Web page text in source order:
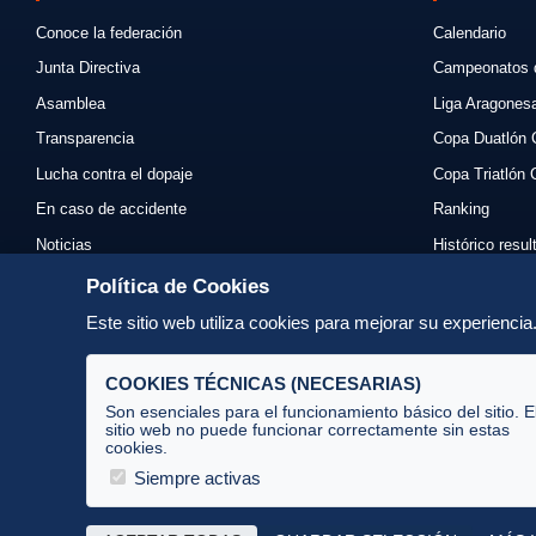
Conoce la federación
Junta Directiva
Asamblea
Transparencia
Lucha contra el dopaje
En caso de accidente
Noticias
Eventos
Enlaces
Contacto
Calendario
Campeonatos
Liga
Copa Duatlón
Copa Triatlón
Ranking
Histórico
Normativas
Organizadores
Av. José Atarés 101, semisótano. 50018 Zaragoza
976 516 083 ·federacion@triatlonaragon.org
Política de Cookies
Este sitio web utiliza cookies para mejorar su
COOKIES TÉCNICAS (NECESARIAS)
Son esenciales para el funcionamiento básico del sitio. El
sitio web no puede funcionar correctamente sin estas
cookies.
Siempre activas